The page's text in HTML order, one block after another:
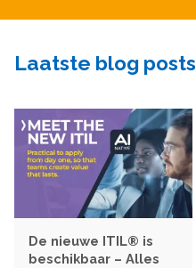
Laatste blog posts
De nieuwe ITIL® is
beschikbaar – Alles